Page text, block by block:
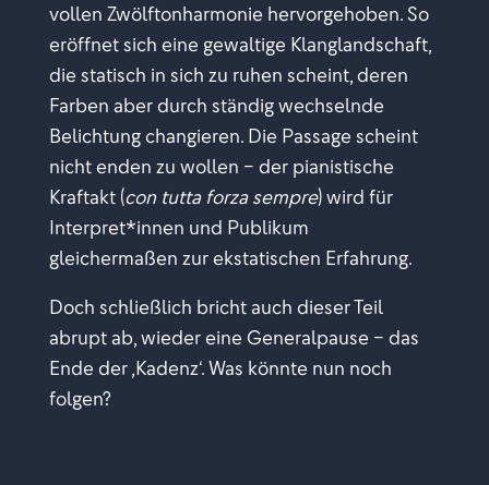
vollen Zwölftonharmonie hervorgehoben. So
eröffnet sich eine gewaltige Klanglandschaft,
die statisch in sich zu ruhen scheint, deren
Farben aber durch ständig wechselnde
Belichtung changieren. Die Passage scheint
nicht enden zu wollen – der pianistische
Kraftakt (con tutta forza sempre) wird für
Interpret*innen und Publikum
gleichermaßen zur ekstatischen Erfahrung.
Doch schließlich bricht auch dieser Teil
abrupt ab, wieder eine Generalpause – das
Ende der ,Kadenz‘. Was könnte nun noch
folgen?